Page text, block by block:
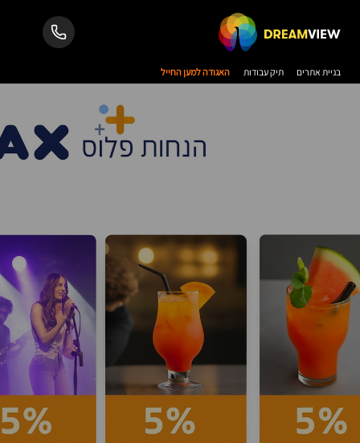
בניית אתרים תיק עבודות האגודה למען החייל